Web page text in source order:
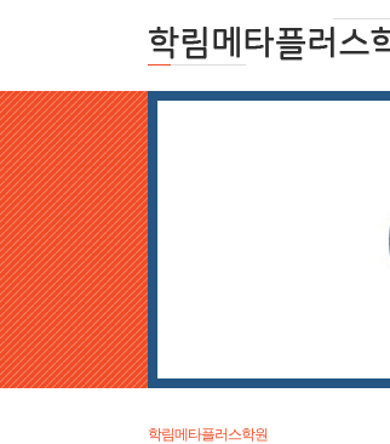
학림메타플러스학원